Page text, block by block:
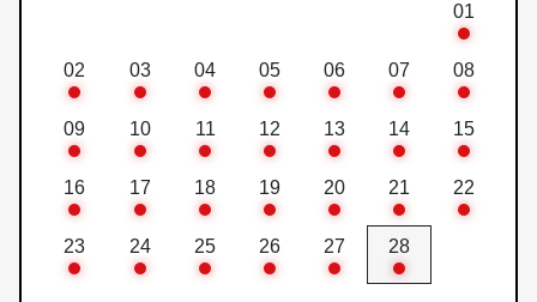
01
02 03 04 05 06 07 08
09 10 11 12 13 14 15
16 17 18 19 20 21 22
23 24 25 26 27 28